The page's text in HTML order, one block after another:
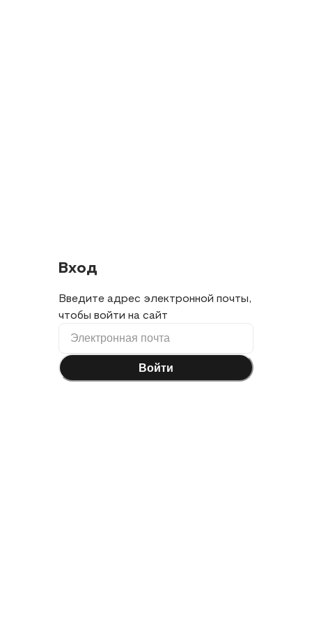
Вход
Введите адрес электронной почты,
чтобы войти на сайт
Войти